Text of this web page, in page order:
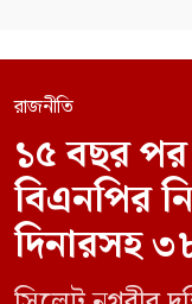
রাজনীতি
১৫ বছর
বিএনপির
দিনারসহ